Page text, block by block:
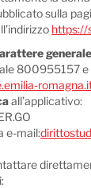
sulla
https://
generale
800955157 e
all’applicativo:
e-mail: